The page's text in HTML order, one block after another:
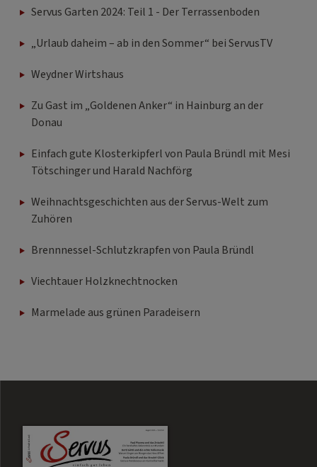
Servus Garten 2024: Teil 1 - Der Terrassenboden
„Urlaub daheim – ab in den Sommer“ bei ServusTV
Weydner Wirtshaus
Zu Gast im „Goldenen Anker“ in Hainburg an der
Donau
Einfach gute Klosterkipferl von Paula Bründl mit Mesi
Tötschinger und Harald Nachförg
Weihnachtsgeschichten aus der Servus-Welt zum
Zuhören
Brennnessel-Schlutzkrapfen von Paula Bründl
Viechtauer Holzknechtnocken
Marmelade aus grünen Paradeisern